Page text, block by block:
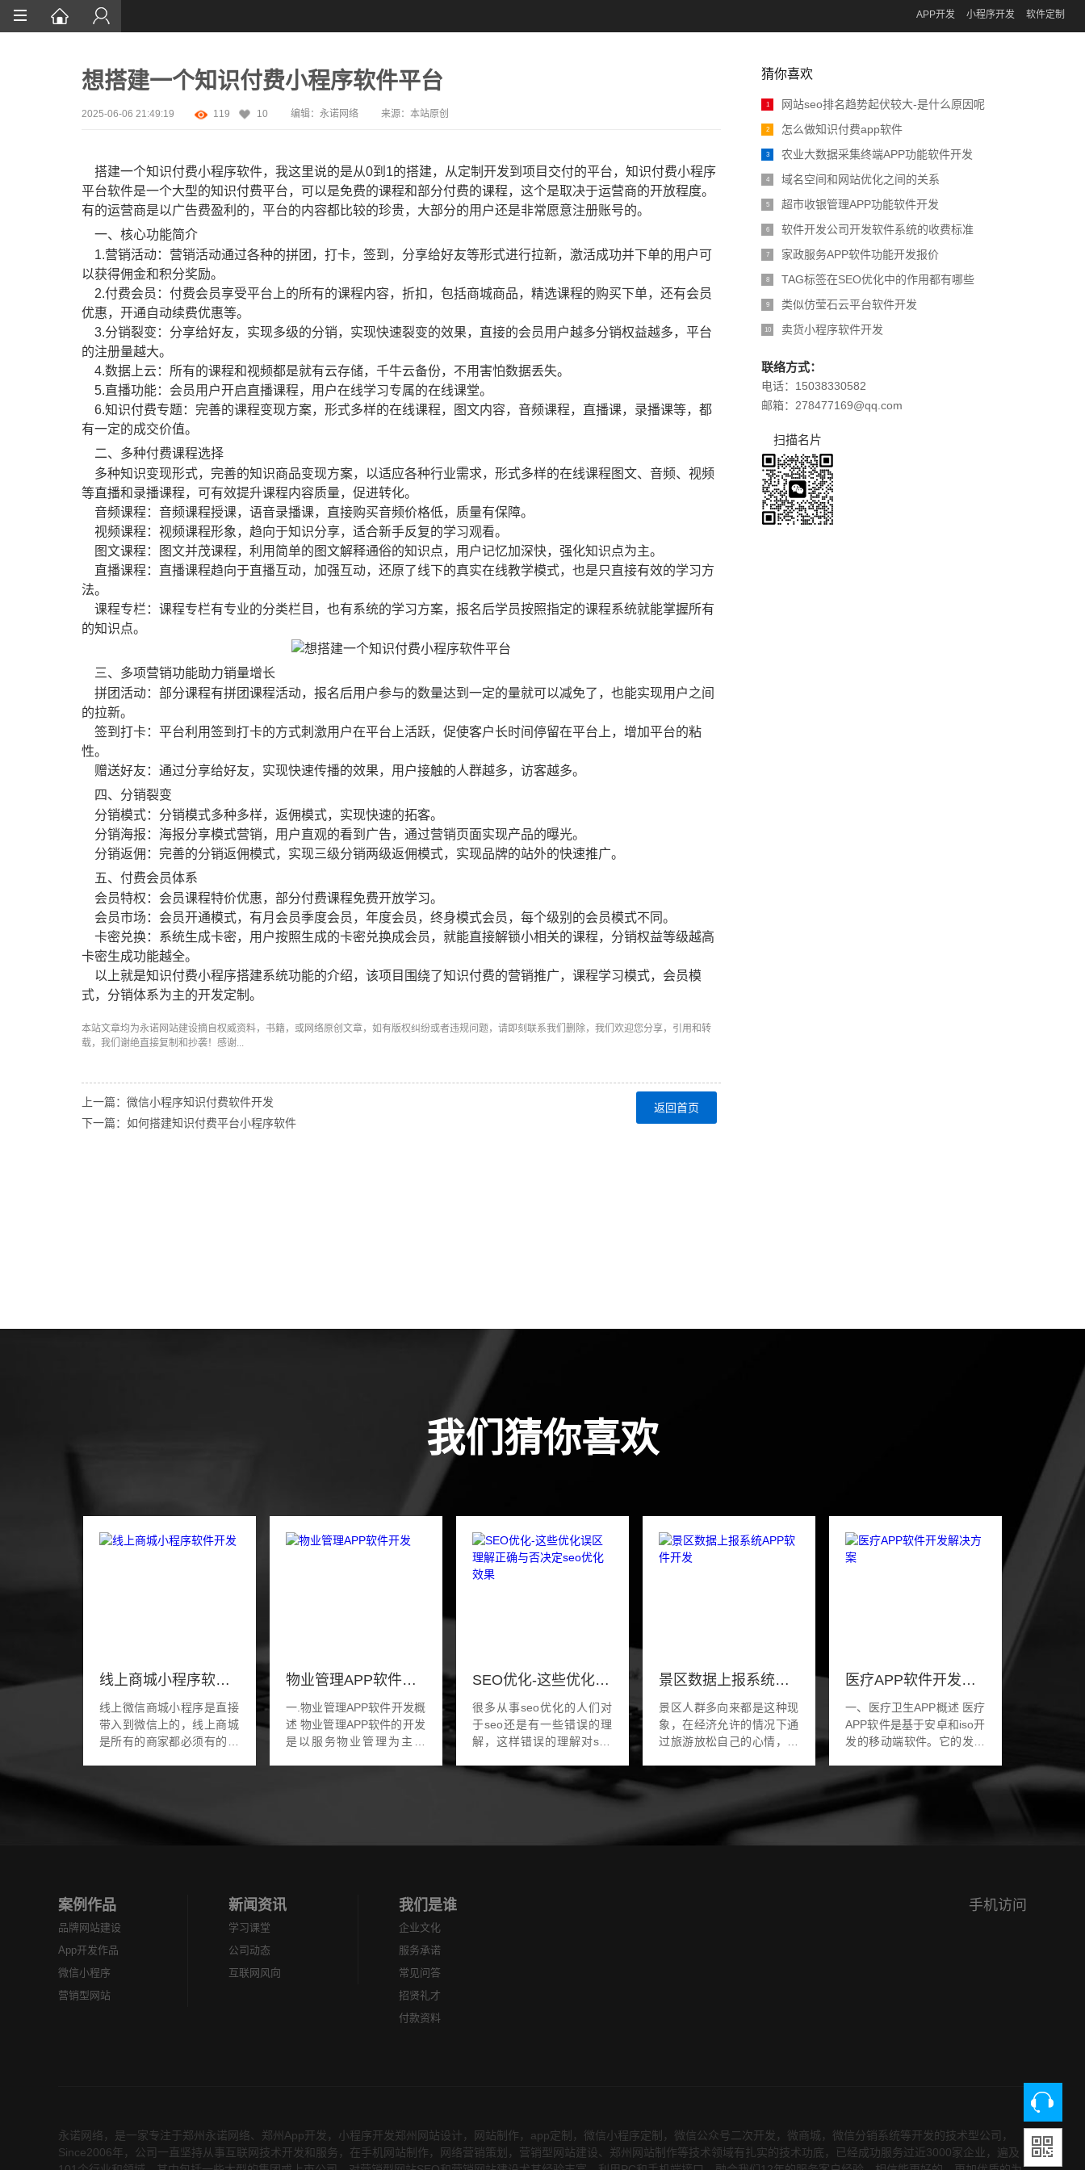
APP开发 小程序开发 软件定制
想搭建一个知识付费小程序软件平台
2025-06-06 21:49:19 119 10 编辑：永诺网络 来源： 本站原创
搭建一个知识付费小程序软件，我这里说的是从0到1的搭建，从定制开发到项目交付的平台，知识付费小程序
平台软件是一个大型的知识付费平台，可以是免费的课程和部分付费的课程，这个是取决于运营商的开放程度。
有的运营商是以广告费盈利的，平台的内容都比较的珍贵，大部分的用户还是非常愿意注册账号的。
一、核心功能简介
1.营销活动：营销活动通过各种的拼团，打卡，签到，分享给好友等形式进行拉新，激活成功并下单的用户可
以获得佣金和积分奖励。
2.付费会员：付费会员享受平台上的所有的课程内容，折扣，包括商城商品，精选课程的购买下单，还有会员
优惠，开通自动续费优惠等。
3.分销裂变：分享给好友，实现多级的分销，实现快速裂变的效果，直接的会员用户越多分销权益越多，平台
的注册量越大。
4.数据上云：所有的课程和视频都是就有云存储，千牛云备份，不用害怕数据丢失。
5.直播功能：会员用户开启直播课程，用户在线学习专属的在线课堂。
6.知识付费专题：完善的课程变现方案，形式多样的在线课程，图文内容，音频课程，直播课，录播课等，都
有一定的成交价值。
二、多种付费课程选择
多种知识变现形式，完善的知识商品变现方案，以适应各种行业需求，形式多样的在线课程图文、音频、视频
等直播和录播课程，可有效提升课程内容质量，促进转化。
音频课程：音频课程授课，语音录播课，直接购买音频价格低，质量有保障。
视频课程：视频课程形象，趋向于知识分享，适合新手反复的学习观看。
图文课程：图文并茂课程，利用简单的图文解释通俗的知识点，用户记忆加深快，强化知识点为主。
直播课程：直播课程趋向于直播互动，加强互动，还原了线下的真实在线教学模式，也是只直接有效的学习方
法。
课程专栏：课程专栏有专业的分类栏目，也有系统的学习方案，报名后学员按照指定的课程系统就能掌握所有
的知识点。
三、多项营销功能助力销量增长
拼团活动：部分课程有拼团课程活动，报名后用户参与的数量达到一定的量就可以减免了，也能实现用户之间
的拉新。
签到打卡：平台利用签到打卡的方式刺激用户在平台上活跃，促使客户长时间停留在平台上，增加平台的粘
性。
赠送好友：通过分享给好友，实现快速传播的效果，用户接触的人群越多，访客越多。
四、分销裂变
分销模式：分销模式多种多样，返佣模式，实现快速的拓客。
分销海报：海报分享模式营销，用户直观的看到广告，通过营销页面实现产品的曝光。
分销返佣：完善的分销返佣模式，实现三级分销两级返佣模式，实现品牌的站外的快速推广。
五、付费会员体系
会员特权：会员课程特价优惠，部分付费课程免费开放学习。
会员市场：会员开通模式，有月会员季度会员，年度会员，终身模式会员，每个级别的会员模式不同。
卡密兑换：系统生成卡密，用户按照生成的卡密兑换成会员，就能直接解锁小相关的课程，分销权益等级越高
卡密生成功能越全。
以上就是知识付费小程序搭建系统功能的介绍，该项目围绕了知识付费的营销推广，课程学习模式，会员模
式，分销体系为主的开发定制。
本站文章均为永诺网站建设摘自权威资料，书籍，或网络原创文章，如有版权纠纷或者违规问题，请即刻联系我们删除，我们欢迎您分享，引用和转
载，我们谢绝直接复制和抄袭！感谢...
返回首页
上一篇：微信小程序知识付费软件开发
下一篇：如何搭建知识付费平台小程序软件
猜你喜欢
1 网站seo排名趋势起伏较大-是什么原因呢
2 怎么做知识付费app软件
3 农业大数据采集终端APP功能软件开发
4 域名空间和网站优化之间的关系
5 超市收银管理APP功能软件开发
6 软件开发公司开发软件系统的收费标准
7 家政服务APP软件功能开发报价
8 TAG标签在SEO优化中的作用都有哪些
9 类似仿莹石云平台软件开发
10 卖货小程序软件开发
联络方式：
电话：15038330582
邮箱：278477169@qq.com
扫描名片
我们猜你喜欢
线上商城小程序软件开发
线上微信商城小程序是直接
带入到微信上的，线上商城
是所有的商家都必须有的，
烦，开发一款这样的小...
物业管理APP软件开发
一.物业管理APP软件开发概
述 物业管理APP软件的开发
是以服务物业管理为主的
SEO优化-这些优化误区理解正确与否决定seo优化效果
很多从事seo优化的人们对
于seo还是有一些错误的理
解，这样错误的理解对seo
的seo优化非常有影响。针
对这种情况，孔宇SEO和大
景区数据上报系统APP软件开发
景区人群多向来都是这种现
象，在经济允许的情况下通
过旅游放松自己的心情，感
一个人盲目的旅游也会身心
疲惫，感觉无聊。现在科技
医疗APP软件开发解决方案
一、医疗卫生APP概述 医疗
APP软件是基于安卓和iso开
发的移动端软件。它的发展
效的解决方法，在医疗人力
资源短缺的情况下，通过移
动医疗解决方...
案例作品
品牌网站建设
App开发作品
微信小程序
营销型网站
新闻资讯
学习课堂
公司动态
互联网风向
我们是谁
企业文化
服务承诺
常见问答
招贤礼才
付款资料
手机访问
永诺网络，是一家专注于郑州永诺网络、 郑州App开发 ，小程序开发郑州网站设计，网站制作，app定制，微信小程序定制，微信公众号二次开发，微商城，微信分销系统等开发的技术型公司，
Since2006年，公司一直坚持从事互联网技术开发和服务，在手机网站制作，网络营销策划，营销型网站建设、郑州网站制作等技术领域有扎实的技术功底，已经成功服务过近3000家企业，遍及